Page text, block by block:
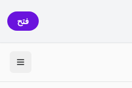
فتح